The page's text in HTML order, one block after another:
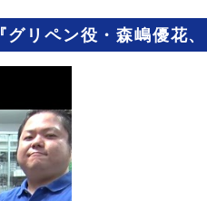
リペン役・森嶋優花